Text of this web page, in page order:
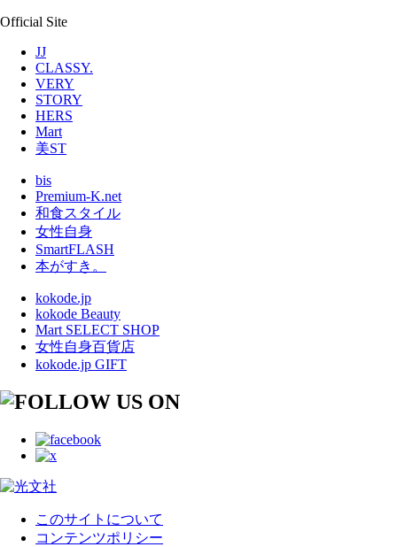
Official Site
JJ
CLASSY.
VERY
STORY
HERS
Mart
美ST
bis
Premium-K.net
和食スタイル
女性自身
SmartFLASH
本がすき。
kokode.jp
kokode Beauty
Mart SELECT SHOP
女性自身百貨店
kokode.jp GIFT
このサイトについて
コンテンツポリシー